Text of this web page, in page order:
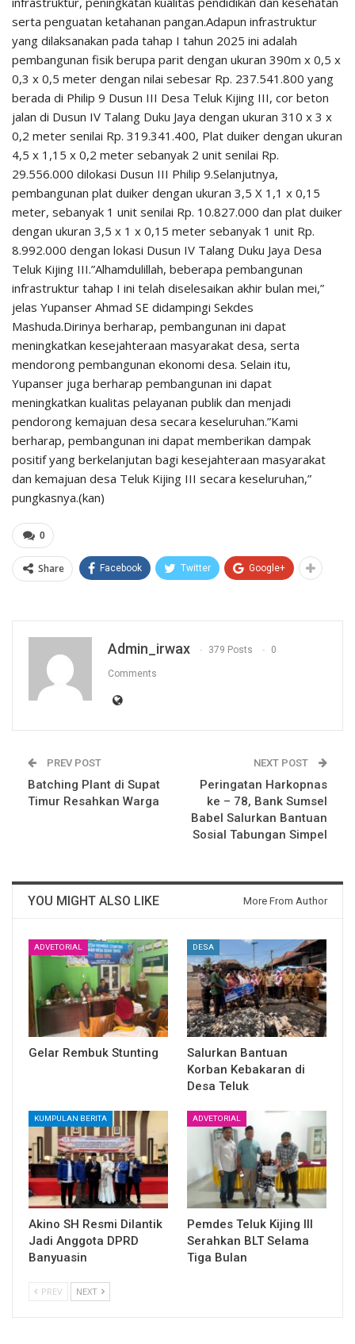
serta penguatan ketahanan pangan.Adapun infrastruktur
yang dilaksanakan pada tahap I tahun 2025 ini adalah
pembangunan fisik berupa parit dengan ukuran 390m x 0,5 x
0,3 x 0,5 meter dengan nilai sebesar Rp. 237.541.800 yang
berada di Philip 9 Dusun III Desa Teluk Kijing III, cor beton
jalan di Dusun IV Talang Duku Jaya dengan ukuran 310 x 3 x
0,2 meter senilai Rp. 319.341.400, Plat duiker dengan ukuran
4,5 x 1,15 x 0,2 meter sebanyak 2 unit senilai Rp.
29.556.000 dilokasi Dusun III Philip 9.Selanjutnya,
pembangunan plat duiker dengan ukuran 3,5 X 1,1 x 0,15
meter, sebanyak 1 unit senilai Rp. 10.827.000 dan plat duiker
dengan ukuran 3,5 x 1 x 0,15 meter sebanyak 1 unit Rp.
8.992.000 dengan lokasi Dusun IV Talang Duku Jaya Desa
Teluk Kijing III.”Alhamdulillah, beberapa pembangunan
infrastruktur tahap I ini telah diselesaikan akhir bulan mei,”
jelas Yupanser Ahmad SE didampingi Sekdes
Mashuda.Dirinya berharap, pembangunan ini dapat
meningkatkan kesejahteraan masyarakat desa, serta
mendorong pembangunan ekonomi desa. Selain itu,
Yupanser juga berharap pembangunan ini dapat
meningkatkan kualitas pelayanan publik dan menjadi
pendorong kemajuan desa secara keseluruhan.”Kami
berharap, pembangunan ini dapat memberikan dampak
positif yang berkelanjutan bagi kesejahteraan masyarakat
dan kemajuan desa Teluk Kijing III secara keseluruhan,”
pungkasnya.(kan)
0
Share Facebook Twitter Google+
Admin_irwax 379 Posts 0
Comments
PREV POST
Batching Plant di Supat
Timur Resahkan Warga
NEXT POST
Peringatan Harkopnas
ke – 78, Bank Sumsel
Babel Salurkan Bantuan
Sosial Tabungan Simpel
YOU MIGHT ALSO LIKE More From Author
ADVETORIAL
Gelar Rembuk Stunting
DESA
Salurkan Bantuan
Korban Kebakaran di
Desa Teluk
KUMPULAN BERITA
Akino SH Resmi Dilantik
Jadi Anggota DPRD
Banyuasin
ADVETORIAL
Pemdes Teluk Kijing III
Serahkan BLT Selama
Tiga Bulan
PREV NEXT